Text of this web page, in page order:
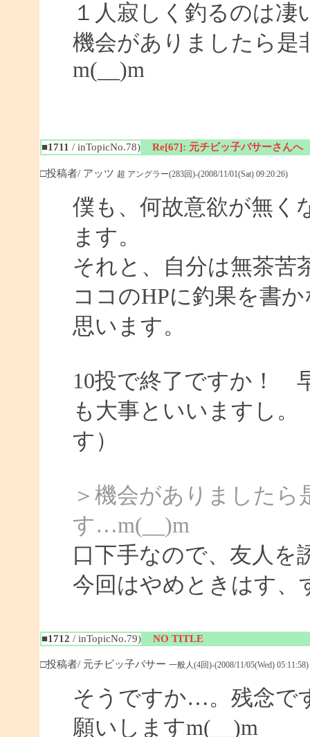
１人寂しく釣るのは凄
機会がありましたら
m(__)m
■1711 / inTopicNo.78) Re[67]: 元チビッ子バサーさんへ
□投稿者/ アッツ 超 アングラー(283回)-(2008/11/01(Sat) 09:20:26)
僕も、何故意欲が無く
ます。
それと、自分は無茶苦
ココのHPに釣果を書
思います。
10投で終了ですか！
も大事といいますし
す）
＞機会がありました
す…m(__)m
口下手なので、友人
今回はやめときはす、
■1712 / inTopicNo.79) NO TITLE
□投稿者/ 元チビッ子バサー 一般人(4回)-(2008/11/05(Wed) 05:11:58)
そうですか…。残念で
願いしますm(__)m